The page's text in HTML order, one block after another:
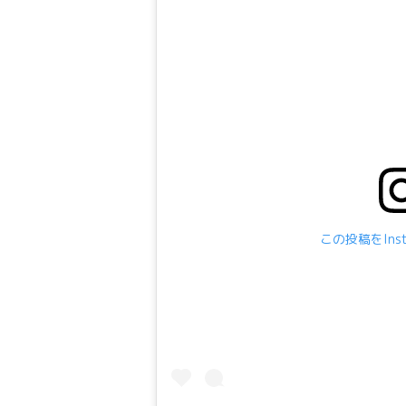
この投稿を